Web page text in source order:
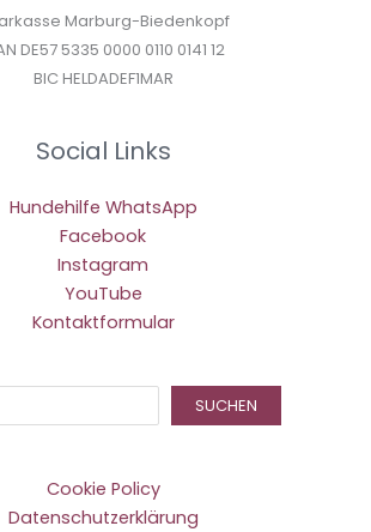
Marburg-Biedenkopf
DE57 5335 0000 0110 0141 12
BIC HELDADEF1MAR
Social Links
Hundehilfe WhatsApp
Facebook
Instagram
YouTube
Kontaktformular
SUCHEN
Cookie Policy
Datenschutzerklärung